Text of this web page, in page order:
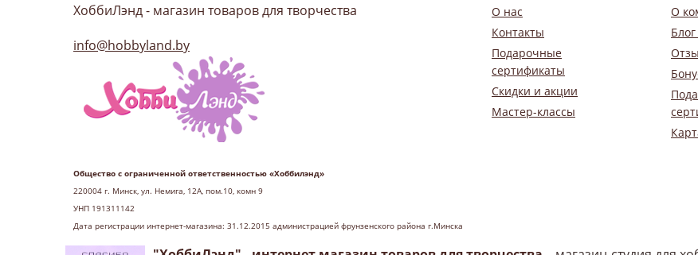
ХоббиЛэнд - магазин товаров для творчества
info@hobbyland.by
Общество с ограниченной ответственностью «Хоббилэнд»
220004 г. Минск, ул. Немига, 12А, пом.10, комн 9
УНП 191311142
Дата регистрации интернет-магазина: 31.12.2015 администрацией фрунзенского района г.Минска
О нас
Контакты
Подарочные
сертификаты
Скидки и акции
Мастер-классы
О